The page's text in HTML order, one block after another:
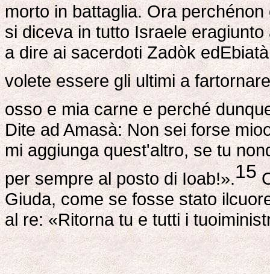
morto in battaglia. Ora
si diceva in tutto Israele
a dire ai sacerdoti Zadòk
volete essere gli ultimi a
osso e mia carne e perché
Dite ad Amasà: Non sei forse
mi aggiunga quest'altro, se tu
per sempre al posto di Ioab!».15
Giuda, come se fosse stato
al re: «Ritorna tu e tutti i